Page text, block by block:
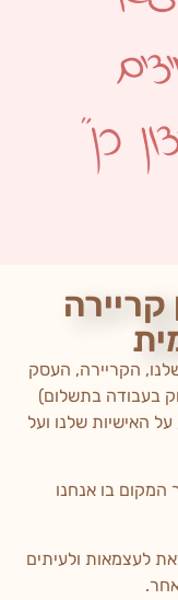
קריירה
הקריירה, העסק
בעבודה בתשלום)
האישיות שלנו ועל
בו אנחנו
לעצמאות ולעיתים